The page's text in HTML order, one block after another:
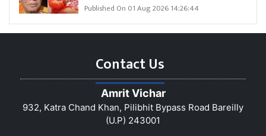
Published On 01 Aug 2026 14:26:44
Contact Us
Amrit Vichar
932, Katra Chand Khan, Pilibhit Bypass Road Bareilly
(U.P) 243001